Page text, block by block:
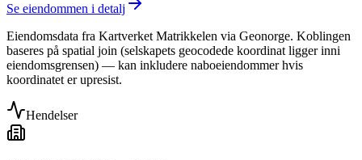
Se eiendommen i detalj
Eiendomsdata fra Kartverket Matrikkelen via Geonorge. Koblingen
baseres på spatial join (selskapets geocodede koordinat ligger inni
eiendomsgrensen) — kan inkludere naboeiendommer hvis
koordinatet er upresist.
Hendelser